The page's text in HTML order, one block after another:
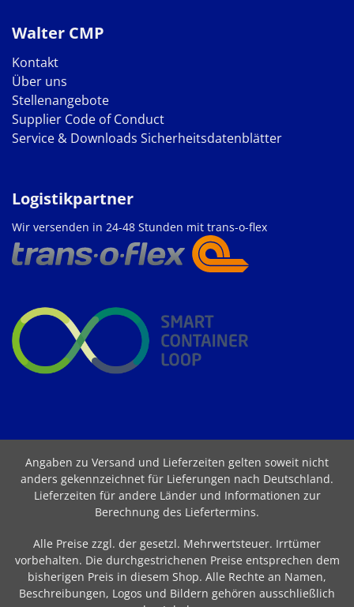
Walter CMP
Kontakt
Über uns
Stellenangebote
Supplier Code of Conduct
Service & Downloads Sicherheitsdatenblätter
Logistikpartner
Wir versenden in 24-48 Stunden mit trans-o-flex
Angaben zu Versand und Lieferzeiten gelten soweit nicht
anders gekennzeichnet für Lieferungen nach Deutschland.
Lieferzeiten für andere Länder und Informationen zur
Berechnung des Liefertermins.
Alle Preise zzgl. der gesetzl. Mehrwertsteuer. Irrtümer
vorbehalten. Die durchgestrichenen Preise entsprechen dem
bisherigen Preis in diesem Shop. Alle Rechte an Namen,
Beschreibungen, Logos und Bildern gehören ausschließlich